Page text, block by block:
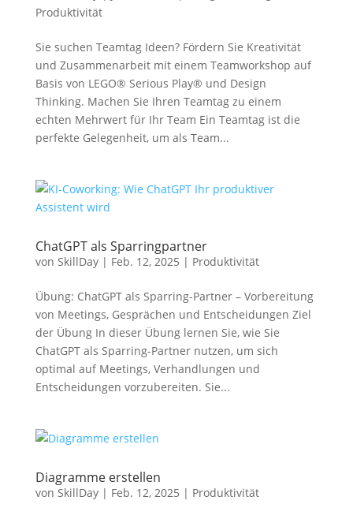
Produktivität
Sie suchen Teamtag Ideen? Fördern Sie Kreativität
und Zusammenarbeit mit einem Teamworkshop auf
Basis von LEGO® Serious Play® und Design
Thinking. Machen Sie Ihren Teamtag zu einem
echten Mehrwert für Ihr Team Ein Teamtag ist die
perfekte Gelegenheit, um als Team...
ChatGPT als Sparringpartner
von SkillDay| Feb. 12, 2025 | Produktivität
Übung: ChatGPT als Sparring-Partner – Vorbereitung
von Meetings, Gesprächen und Entscheidungen Ziel
der Übung In dieser Übung lernen Sie, wie Sie
ChatGPT als Sparring-Partner nutzen, um sich
optimal auf Meetings, Verhandlungen und
Entscheidungen vorzubereiten. Sie...
Diagramme erstellen
von SkillDay| Feb. 12, 2025 | Produktivität